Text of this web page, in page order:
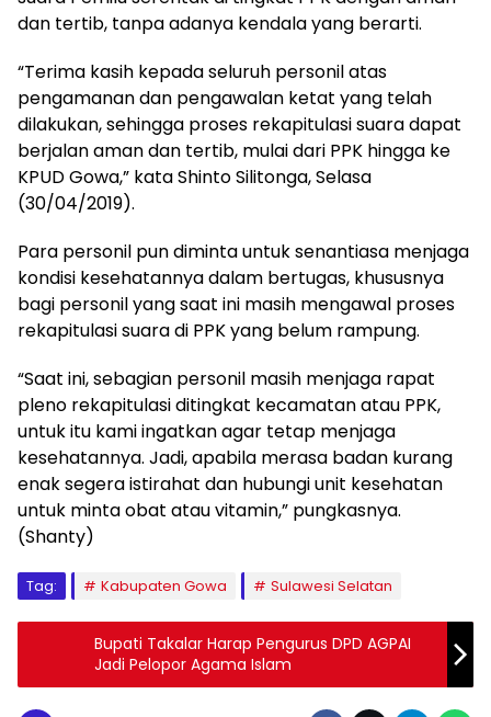
dan tertib, tanpa adanya kendala yang berarti.
“Terima kasih kepada seluruh personil atas
pengamanan dan pengawalan ketat yang telah
dilakukan, sehingga proses rekapitulasi suara dapat
berjalan aman dan tertib, mulai dari PPK hingga ke
KPUD Gowa,” kata Shinto Silitonga, Selasa
(30/04/2019).
Para personil pun diminta untuk senantiasa menjaga
kondisi kesehatannya dalam bertugas, khususnya
bagi personil yang saat ini masih mengawal proses
rekapitulasi suara di PPK yang belum rampung.
“Saat ini, sebagian personil masih menjaga rapat
pleno rekapitulasi ditingkat kecamatan atau PPK,
untuk itu kami ingatkan agar tetap menjaga
kesehatannya. Jadi, apabila merasa badan kurang
enak segera istirahat dan hubungi unit kesehatan
untuk minta obat atau vitamin,” pungkasnya.
(Shanty)
Tag: Kabupaten Gowa Sulawesi Selatan
Bupati Takalar Harap Pengurus DPD AGPAI
Jadi Pelopor Agama Islam